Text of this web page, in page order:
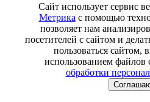
Сайт использует сервис
Метрика с помощью
позволяет нам
посетителей с сайтом и
пользоваться сайтом,
использованием файлов
обработки